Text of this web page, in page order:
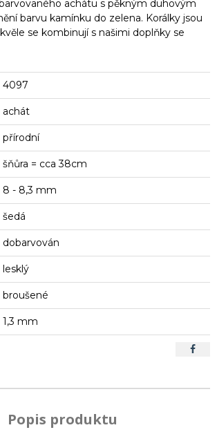
achátu s pěkným duhovým
barvu kamínku do zelena. Korálky jsou
se kombinují s našimi doplňky se
4097
achát
přírodní
šňůra = cca 38cm
8 - 8,3 mm
šedá
dobarvován
lesklý
broušené
1,3 mm
Popis produktu